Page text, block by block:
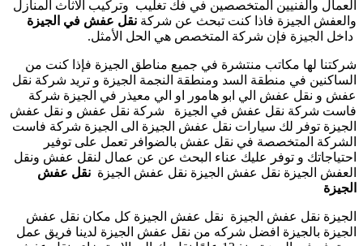
العمال والفنيين المتخصصين في فك تغليب وتركيب الاثاث المنازل
والعفش الجيزة فاذا كنت تبحث عن شركة نقل عفش في الجيزة
داخل الجيزة فإن شركة المتخصص هي الحل الأمثل.
شركتنا لها مكاتب منتشرة في جميع مناطق الجيزة فإذا كنت من
الساكنين في منطقة السد ومنطقة النجمة الجيزة و تريد شركة نقل
عفش و نقل عفش الي ابو هامور او الي معيذر في الجيزة شركة
فاست شركة نقل عفش في الجيزة شركة نقل عفش و نقل عفش
الجيزة توفر لك سيارات نقل عفش الجيزة الى الجيزة شركة فاست
الشركة المتخصصة في نقل عفش بالضوافر تعمل على توفير
احتياجاتك و توفر عليك عناء البحث عن عن عمال لنقل عفش ونقل
العفش الجيزة نقل عفش الجيزة نقل عفش الجيزة نقل عفش
الجيزة
الجيزة نقل عفش الجيزة نقل عفش الجيزة كل مكان نقل عفش
الجيزة بالجيزة افضل شركه من نقل عفش الجيزة لدينا فريق عمل